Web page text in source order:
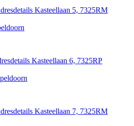
Kasteellaan 5, 7325RM
Kasteellaan 6, 7325RP
Kasteellaan 7, 7325RM